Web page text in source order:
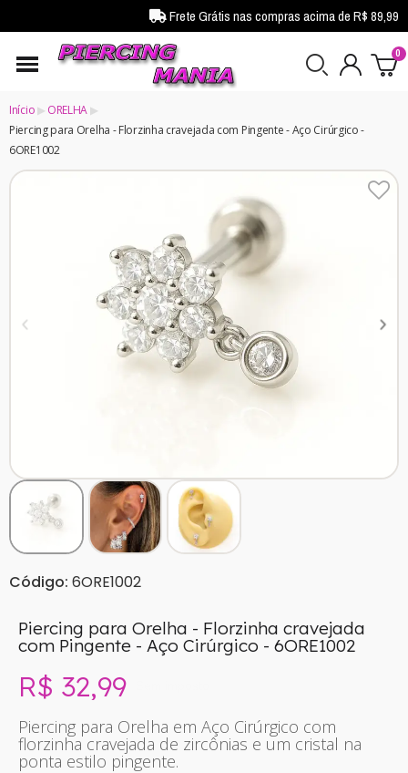
Frete Grátis nas compras acima de R$ 89,99
Início
ORELHA
Piercing para Orelha - Florzinha cravejada com Pingente - Aço Cirúrgico -
6ORE1002
Código: 6ORE1002
Piercing para Orelha - Florzinha cravejada
com Pingente - Aço Cirúrgico - 6ORE1002
R$ 32,99
Piercing para Orelha em Aço Cirúrgico com
florzinha cravejada de zircônias e um cristal na
ponta estilo pingente.